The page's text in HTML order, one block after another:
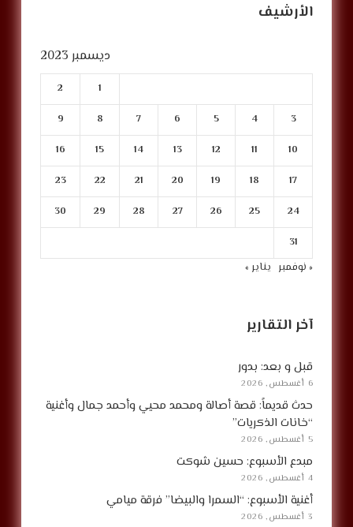
الأرشيف
ديسمبر 2023
1
2
3
4
5
6
7
8
9
10
11
12
13
14
15
16
17
18
19
20
21
22
23
24
25
26
27
28
29
30
31
« نوفمبر يناير »
آخر التقارير
قبل و بعد: بدور
6 أغسطس, 2026
حدث قديماً: قصة أصالة ومحمد محيي وأحمد جمال وأغنية
“خانات الذكريات”
5 أغسطس, 2026
مبدع الأسبوع: حسين شوكت
4 أغسطس, 2026
أغنية الأسبوع: “السمرا والبيضا” فرقة ميامي
3 أغسطس, 2026